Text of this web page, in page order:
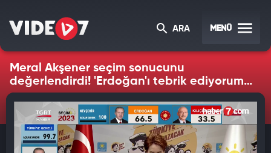
ARA MENÜ
Meral Akşener seçim sonucunu
değerlendirdi! 'Erdoğan'ı tebrik ediyorum'
açıklamasını yaptı...